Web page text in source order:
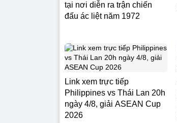
tại nơi diễn ra trận chiến
đấu ác liệt năm 1972
Link xem trực tiếp
Philippines vs Thái Lan 20h
ngày 4/8, giải ASEAN Cup
2026